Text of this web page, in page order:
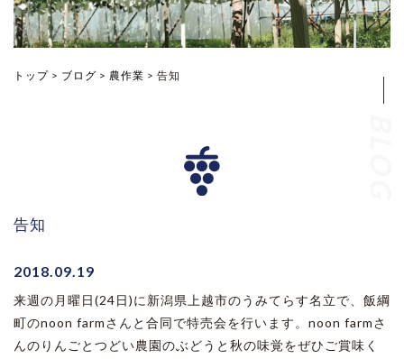
品種紹介
お知らせ
お問い合わせ
トップ > ブログ > 農作業 > 告知
告知
2018.09.19
来週の月曜日(24日)に新潟県上越市のうみてらす名立で、飯綱
町のnoon farmさんと合同で特売会を行います。noon farmさ
んのりんごとつどい農園のぶどうと秋の味覚をぜひご賞味く